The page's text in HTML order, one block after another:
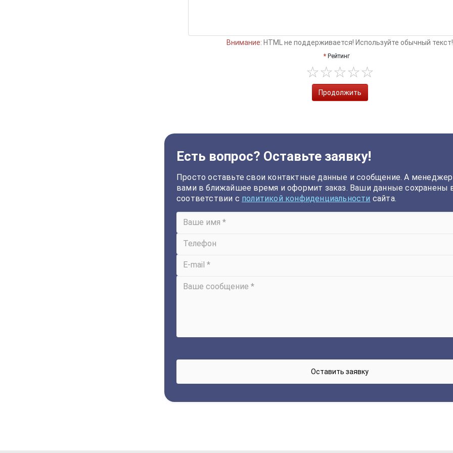
Внимание: HTML не поддерживается! Используйте обычный текст!
Рейтинг
Продолжить
Есть вопрос? Оставьте заявку!
Просто оставьте свои контактные данные и сообщение. А
вами в ближайшее время и оформит заказ. Ваши данные сохранены
соответствии с политикой конфиденциальности сайта.